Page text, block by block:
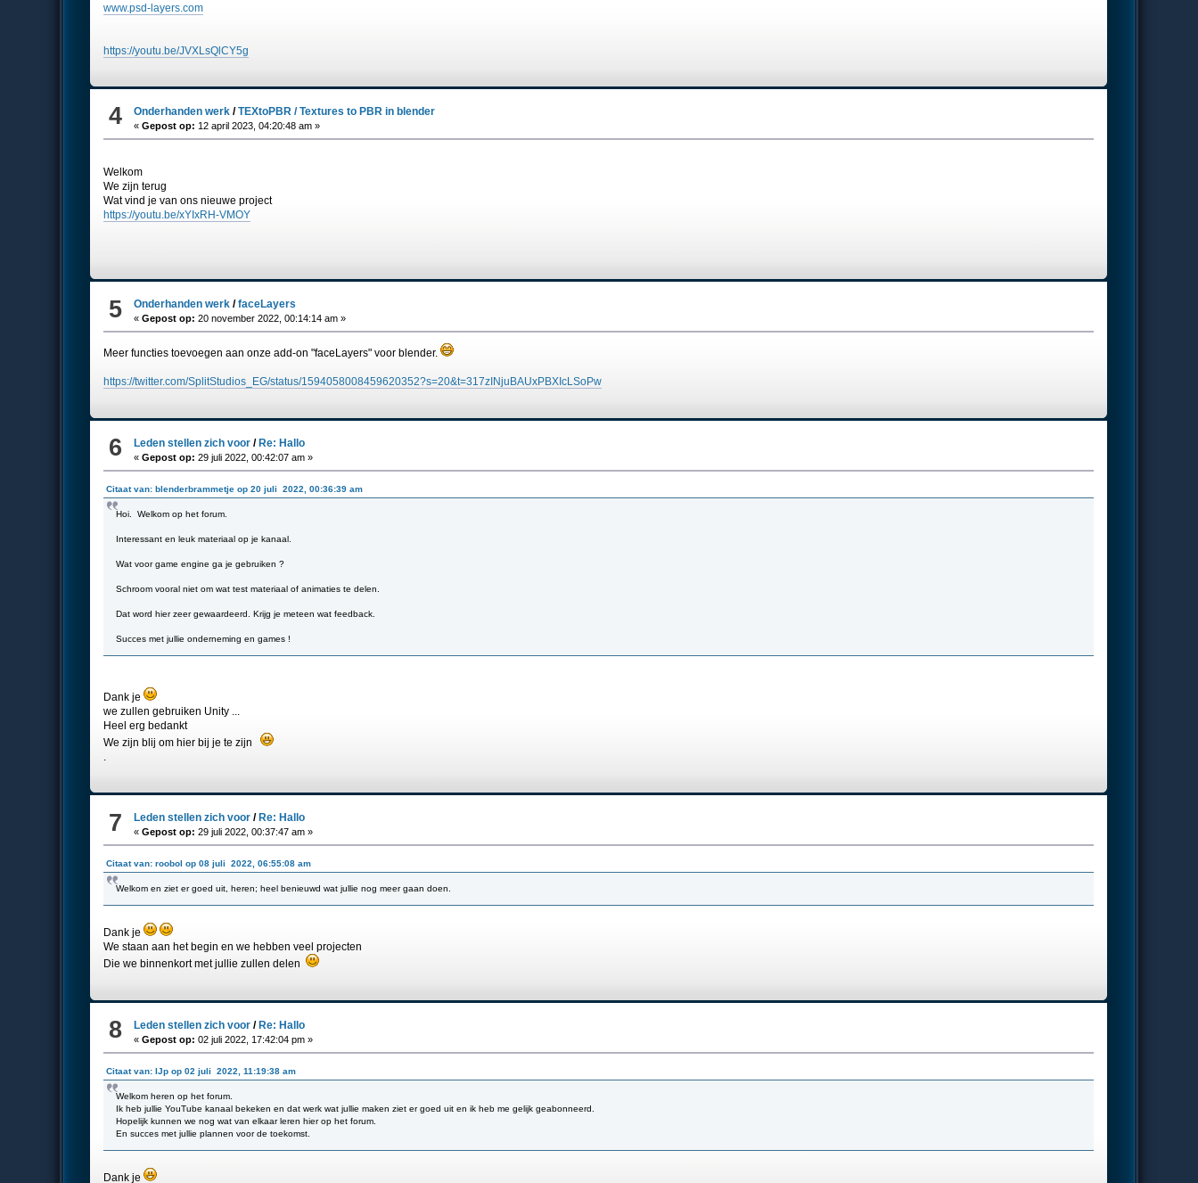
www.psd-layers.com
https://youtu.be/JVXLsQlCY5g
4 Onderhanden werk /TEXtoPBR / Textures to PBR in blender
«Gepost op: 12 april 2023, 04:20:48 am »
Welkom
We zijn terug
Wat vind je van ons nieuwe project
https://youtu.be/xYIxRH-VMOY
5 Onderhanden werk /faceLayers
«Gepost op: 20 november 2022, 00:14:14 am »
Meer functies toevoegen aan onze add-on "faceLayers" voor blender.
https://twitter.com/SplitStudios_EG/status/1594058008459620352?s=20&t=317zINjuBAUxPBXIcLSoPw
6 Leden stellen zich voor / Re: Hallo
«Gepost op: 29 juli 2022, 00:42:07 am »
Citaat van: blenderbrammetje op 20 juli 2022, 00:36:39 am
Hoi. Welkom op het forum.
Interessant en leuk materiaal op je kanaal.
Wat voor game engine ga je gebruiken ?
Schroom vooral niet om wat test materiaal of animaties te delen.
Dat word hier zeer gewaardeerd. Krijg je meteen wat feedback.
Succes met jullie onderneming en games !
Dank je
we zullen gebruiken Unity ...
Heel erg bedankt
We zijn blij om hier bij je te zijn
.
7 Leden stellen zich voor / Re: Hallo
«Gepost op: 29 juli 2022, 00:37:47 am »
Citaat van: roobol op 08 juli 2022, 06:55:08 am
Welkom en ziet er goed uit, heren; heel benieuwd wat jullie nog meer gaan doen.
Dank je
We staan aan het begin en we hebben veel projecten
Die we binnenkort met jullie zullen delen
8 Leden stellen zich voor /Re: Hallo
«Gepost op: 02 juli 2022, 17:42:04 pm »
Citaat van: IJp op 02 juli 2022, 11:19:38 am
Welkom heren op het forum.
Ik heb jullie YouTube kanaal bekeken en dat werk wat jullie maken ziet er goed uit en ik heb me gelijk geabonneerd.
Hopelijk kunnen we nog wat van elkaar leren hier op het forum.
En succes met jullie plannen voor de toekomst.
Dank je